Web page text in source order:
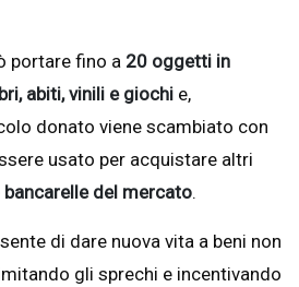
portare fino a 20 oggetti in
abiti, vinili e giochi e,
donato viene scambiato con
usato per acquistare altri
bancarelle del mercato.
di dare nuova vita a beni non
gli sprechi e incentivando